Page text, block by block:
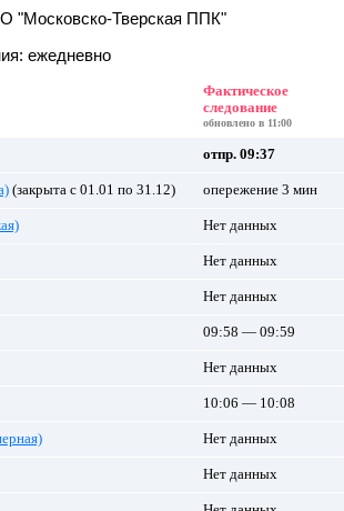
"Московско-Тверская ППК"
ежедневно
Фактическое
следование
обновлено в 11:00
отпр. 09:37
(закрыта с 01.01 по 31.12) опережение 3 мин
Нет данных
Нет данных
Нет данных
09:58 — 09:59
Нет данных
10:06 — 10:08
Нет данных
Нет данных